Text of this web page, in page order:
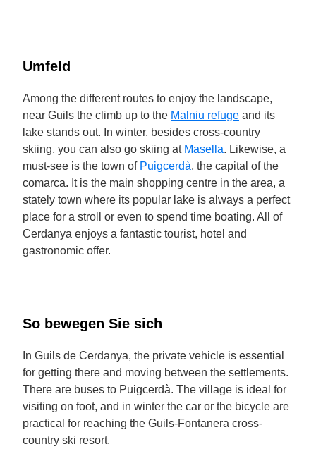
Umfeld
Among the different routes to enjoy the landscape,
near Guils the climb up to the Malniu refuge and its
lake stands out. In winter, besides cross-country
skiing, you can also go skiing at Masella. Likewise, a
must-see is the town of Puigcerdà, the capital of the
comarca. It is the main shopping centre in the area, a
stately town where its popular lake is always a perfect
place for a stroll or even to spend time boating. All of
Cerdanya enjoys a fantastic tourist, hotel and
gastronomic offer.
So bewegen Sie sich
In Guils de Cerdanya, the private vehicle is essential
for getting there and moving between the settlements.
There are buses to Puigcerdà. The village is ideal for
visiting on foot, and in winter the car or the bicycle are
practical for reaching the Guils-Fontanera cross-
country ski resort.